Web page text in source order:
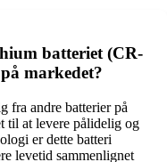
batteriet (CR-
markedet?
fra andre batterier på
til at levere pålidelig og
er dette batteri
levetid sammenlignet